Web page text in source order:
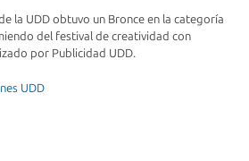
la UDD obtuvo un Bronce en la categoría
del festival de creatividad con
por Publicidad UDD.
UDD